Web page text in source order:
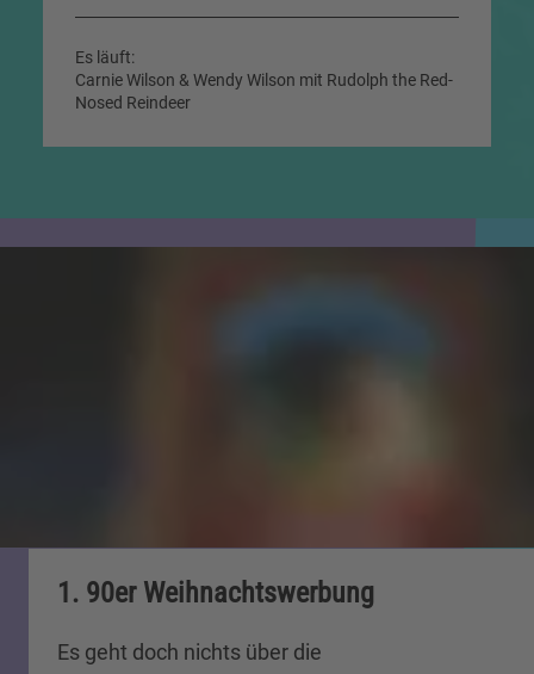
Es läuft:
Carnie Wilson & Wendy Wilson mit Rudolph the Red-
Nosed Reindeer
1. 90er Weihnachtswerbung
Es geht doch nichts über die